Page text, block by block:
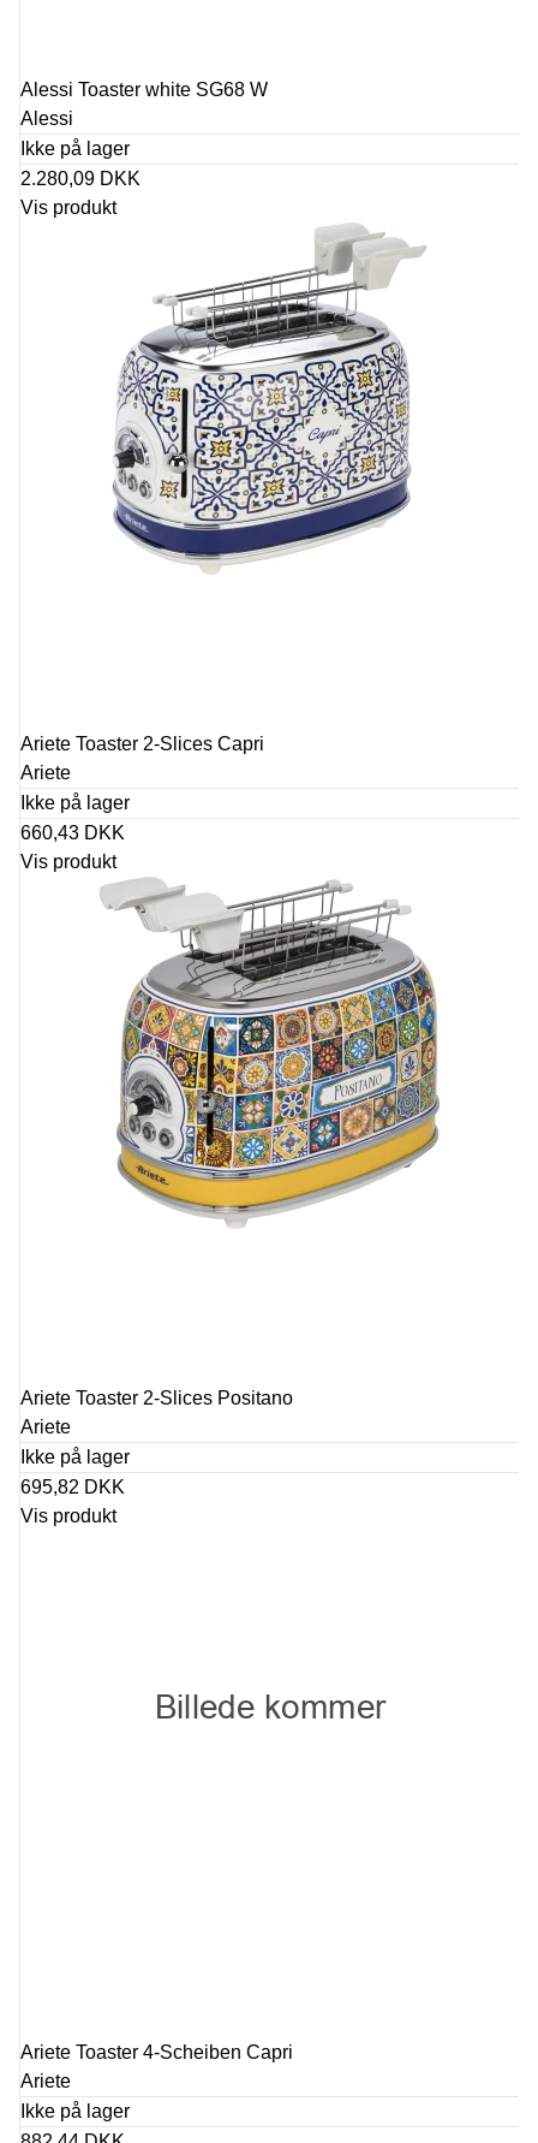
Alessi Toaster white SG68 W
Alessi
Ikke på lager
2.280,09 DKK
Vis produkt
Ariete Toaster 2-Slices Capri
Ariete
Ikke på lager
660,43 DKK
Vis produkt
Ariete Toaster 2-Slices Positano
Ariete
Ikke på lager
695,82 DKK
Vis produkt
Ariete Toaster 4-Scheiben Capri
Ariete
Ikke på lager